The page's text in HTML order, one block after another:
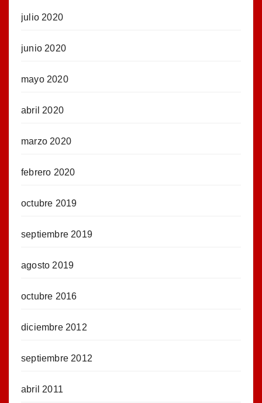
julio 2020
junio 2020
mayo 2020
abril 2020
marzo 2020
febrero 2020
octubre 2019
septiembre 2019
agosto 2019
octubre 2016
diciembre 2012
septiembre 2012
abril 2011